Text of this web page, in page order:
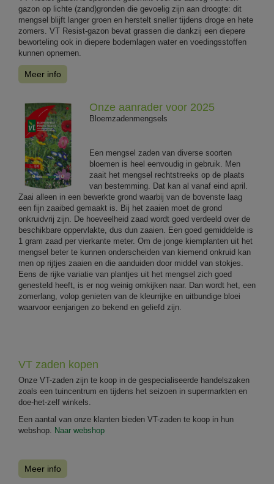
gazon op lichte (zand)gronden die gevoelig zijn aan droogte: dit
mengsel blijft langer groen en herstelt sneller tijdens droge en hete
zomers. VT Resist-gazon bevat grassen die dankzij een diepere
beworteling ook in diepere bodemlagen water en voedingsstoffen
kunnen opnemen.
Meer info
Onze aanrader voor 2025
Bloemzadenmengsels
Een mengsel zaden van diverse soorten
bloemen is heel eenvoudig in gebruik. Men
zaait het mengsel rechtstreeks op de plaats
van bestemming. Dat kan al vanaf eind april.
Zaai alleen in een bewerkte grond waarbij van de bovenste laag
een fijn zaaibed gemaakt is. Bij het zaaien moet de grond
onkruidvrij zijn. De hoeveelheid zaad wordt goed verdeeld over de
beschikbare oppervlakte, dus dun zaaien. Een goed gemiddelde is
1 gram zaad per vierkante meter. Om de jonge kiemplanten uit het
mengsel beter te kunnen onderscheiden van kiemend onkruid kan
men op rijtjes zaaien en die aanduiden door middel van stokjes.
Eens de rijke variatie van plantjes uit het mengsel zich goed
genesteld heeft, is er nog weinig omkijken naar. Dan wordt het, een
zomerlang, volop genieten van de kleurrijke en uitbundige bloei
waarvoor eenjarigen zo bekend en geliefd zijn.
VT zaden kopen
Onze VT-zaden zijn te koop in de gespecialiseerde handelszaken
zoals een tuincentrum en tijdens het seizoen in supermarkten en
doe-het-zelf winkels.
Een aantal van onze klanten bieden VT-zaden te koop in hun
webshop. Naar webshop
Meer info